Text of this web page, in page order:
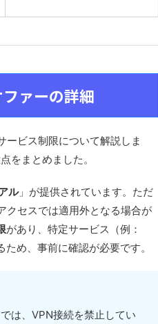
ァーの詳細
ービス制限について解説しま
をまとめました。
ル」が提供されています。ただ
クセスでは適用外となる場合が
があり、特定サービス（例：
め、事前に確認が必要です。
は、VPN接続を禁止してい